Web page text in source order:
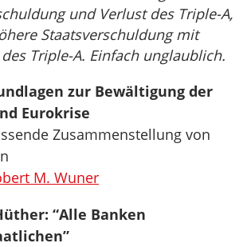
und Verlust des Triple-A,
Staatsverschuldung mit
Triple-A. Einfach unglaublich.
zur Bewältigung der
Eurokrise
Zusammenstellung von
M. Wuner
“Alle Banken